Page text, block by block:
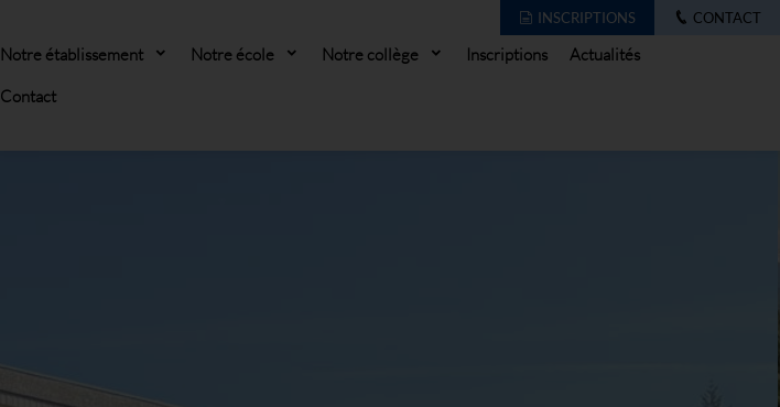
Notre établissement Notre école Notre collège Inscriptions
Actualités
Contact
INSCRIPTIONS CONTACT